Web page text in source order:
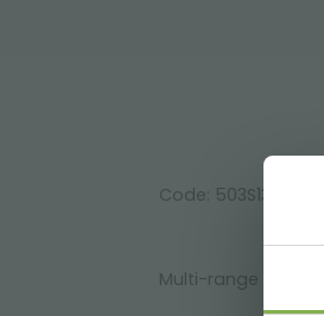
Code: 503S13802065
Multi-range